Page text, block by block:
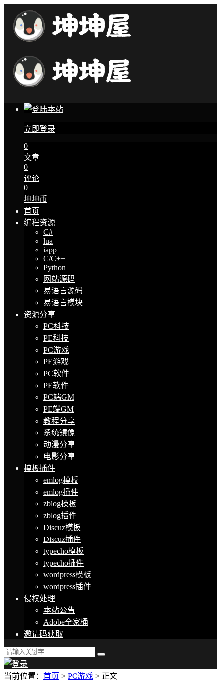
立即登录
0
文章
0
评论
0
坤坤币
首页
编程资源
C#
lua
iapp
C/C++
Python
网站源码
易语言源码
易语言模块
资源分享
PC科技
PE科技
PC游戏
PE游戏
PC软件
PE软件
PC端GM
PE端GM
教程分享
系统镜像
动漫分享
电影分享
模板插件
emlog模板
emlog插件
zblog模板
zblog插件
Discuz模板
Discuz插件
typecho模板
typecho插件
wordpress模板
wordpress插件
侵权处理
本站公告
Adobe全家桶
邀请码获取
当前位置： 首页 > PC游戏 > 正文